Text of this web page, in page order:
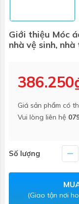
Giới thiệu Móc
nhà vệ sinh, nhà
Giá sản phẩm có
Vui lòng liên hệ
Số lượng
(Giao tận nơi